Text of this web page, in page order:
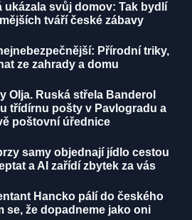
ukázala svůj domov: Tak bydlí
tváří české zábavy
Přírodní triky,
ze zahrady a domu
Olja. Ruská střela Banderol
třídírnu pošty v Pavlogradu a
poštovní úřednice
samy objednají jídlo cestou
a AI zařídí zbytek za vás
Hancko pálí do českého
se, že dopadneme jako oni